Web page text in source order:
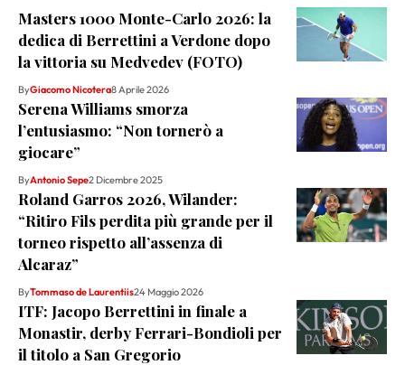
Masters 1000 Monte-Carlo 2026: la
dedica di Berrettini a Verdone dopo
la vittoria su Medvedev (FOTO)
ByGiacomo Nicotera8 Aprile 2026
Serena Williams smorza
l’entusiasmo: “Non tornerò a
giocare”
ByAntonio Sepe2 Dicembre 2025
Roland Garros 2026, Wilander:
“Ritiro Fils perdita più grande per il
torneo rispetto all’assenza di
Alcaraz”
ByTommaso de Laurentiis24 Maggio 2026
ITF: Jacopo Berrettini in finale a
Monastir, derby Ferrari-Bondioli per
il titolo a San Gregorio